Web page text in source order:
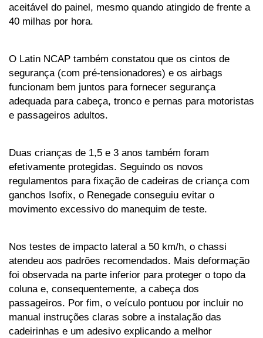
aceitável do painel, mesmo quando atingido de frente a
40 milhas por hora.
O Latin NCAP também constatou que os cintos de
segurança (com pré-tensionadores) e os airbags
funcionam bem juntos para fornecer segurança
adequada para cabeça, tronco e pernas para motoristas
e passageiros adultos.
Duas crianças de 1,5 e 3 anos também foram
efetivamente protegidas. Seguindo os novos
regulamentos para fixação de cadeiras de criança com
ganchos Isofix, o Renegade conseguiu evitar o
movimento excessivo do manequim de teste.
Nos testes de impacto lateral a 50 km/h, o chassi
atendeu aos padrões recomendados. Mais deformação
foi observada na parte inferior para proteger o topo da
coluna e, consequentemente, a cabeça dos
passageiros. Por fim, o veículo pontuou por incluir no
manual instruções claras sobre a instalação das
cadeirinhas e um adesivo explicando a melhor